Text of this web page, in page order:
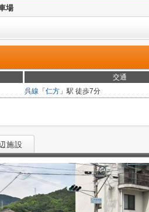
場
交通
呉線 「 仁方 」駅 徒歩7分
施設